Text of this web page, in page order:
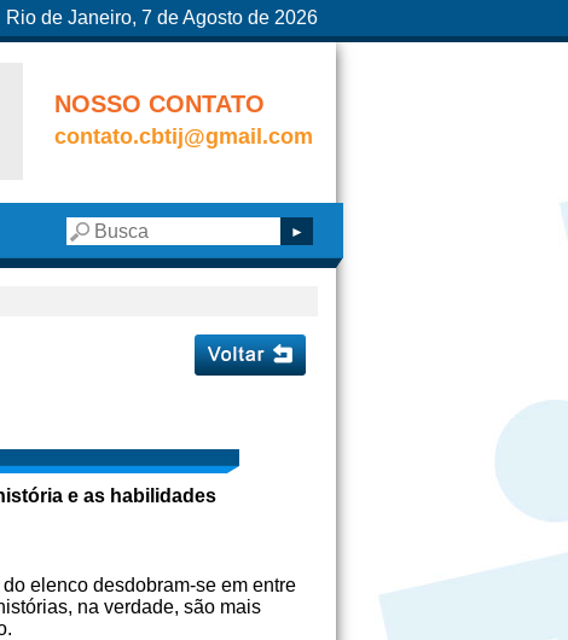
Rio de Janeiro, 7 de Agosto de 2026
NOSSO CONTATO
contato.cbtij@gmail.com
e as habilidades
elenco desdobram-se em entre
na verdade, são mais